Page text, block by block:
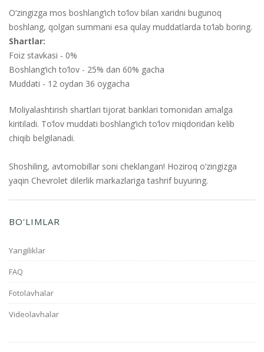
O‘zingizga mos boshlang‘ich to‘lov bilan xaridni bugunoq
boshlang, qolgan summani esa qulay muddatlarda to‘lab boring.
Shartlar:
Foiz stavkasi - 0%
Boshlang‘ich to‘lov - 25% dan 60% gacha
Muddati - 12 oydan 36 oygacha
Moliyalashtirish shartlari tijorat banklari tomonidan amalga
kiritiladi. To‘lov muddati boshlang‘ich to‘lov miqdoridan kelib
chiqib belgilanadi.
Shoshiling, avtomobillar soni cheklangan! Hoziroq o‘zingizga
yaqin Chevrolet dilerlik markazlariga tashrif buyuring.
BO'LIMLAR
Yangiliklar
FAQ
Fotolavhalar
Videolavhalar